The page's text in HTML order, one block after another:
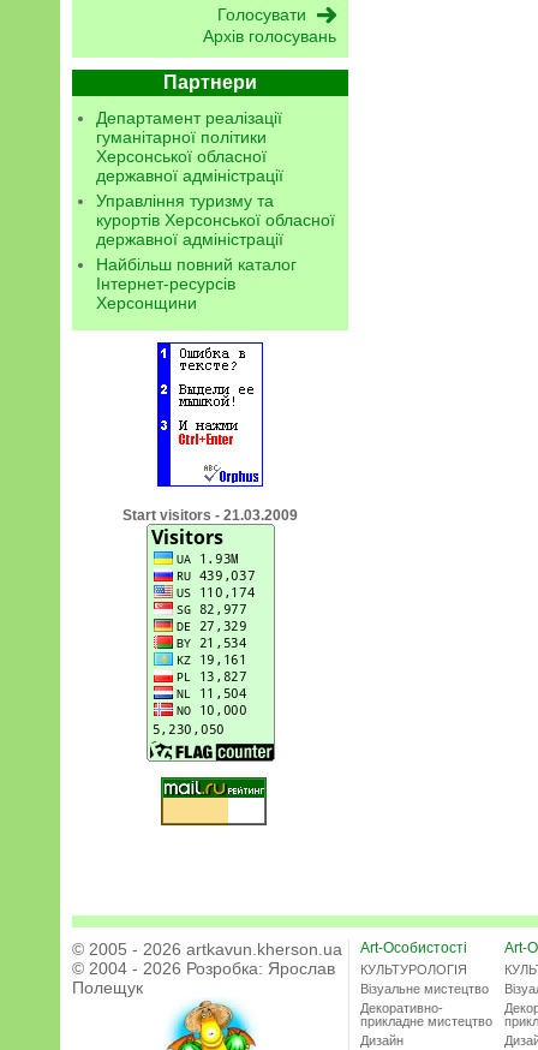
Архів голосувань
Партнери
Департамент реалізації
гуманітарної політики
Херсонської обласної
державної адміністрації
Управління туризму та
курортів Херсонської обласної
державної адміністрації
Найбільш повний каталог
Інтернет-ресурсів
Херсонщини
Start visitors - 21.03.2009
© 2005 - 2026 artkavun.kherson.ua
© 2004 - 2026 Розробка: Ярослав
Полещук
Art-Особистості
КУЛЬТУРОЛОГІЯ
Візуальне мистецтво
Декоративно-
прикладне мистецтво
Дизайн
Art-